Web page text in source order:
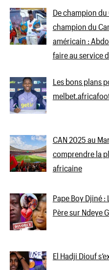
De champion
champion du
américain :
faire au service
Les bons plans
CAN 2025 au
comprendre la
africaine
Pape Boy Djiné :
Père sur Ndeye
El Hadji Diouf